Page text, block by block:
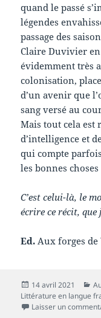
quand le passé
légendes
passage des
Claire Duvivier
évidemment très
colonisation,
d’un avenir que
sang versé au
Mais tout cela est
d’intelligence et
qui compte
les bonnes
C’est celui-là, le
écrire ce récit,
Ed. Aux forges
Publié
le
14 avril 2021
Littérature en langue
Laisser un